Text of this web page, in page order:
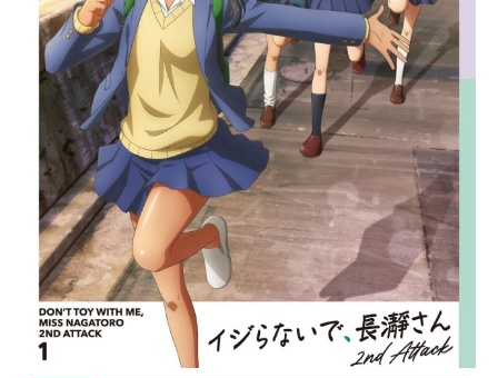
ヘルク：小西克幸ヴァミリオ：小松
未可子アズドラ：松岡禎丞ホン：石
田彰アスタ：青木志貴イスタ：白石
晴香ケンロス：吉野裕行ヒュラ：前
田玲奈ドルーシ：中島卓也ロココ：
徳井青空ピウイ：井澤詩織クレス：
小野元春アリシア：近藤玲奈ラファ
エド：宮内敦士ミカロス：平川大輔
シャルアミ：花守ゆみりエディル：
七海ひろきゼルジオン：森嶋秀太ハ
ラオル：丹羽哲士イーリス：愛美魔
女：ゆかなナレーション：池田秀一
スタッフ原作：七尾ナナキ（小学館
「マンガワン」連載）原作協力：小
林翔監督：佐藤竜雄シナリオ：根元